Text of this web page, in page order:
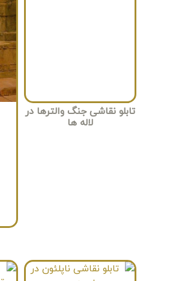
تابلو نقاشی جنگ والترها در
لاله ها